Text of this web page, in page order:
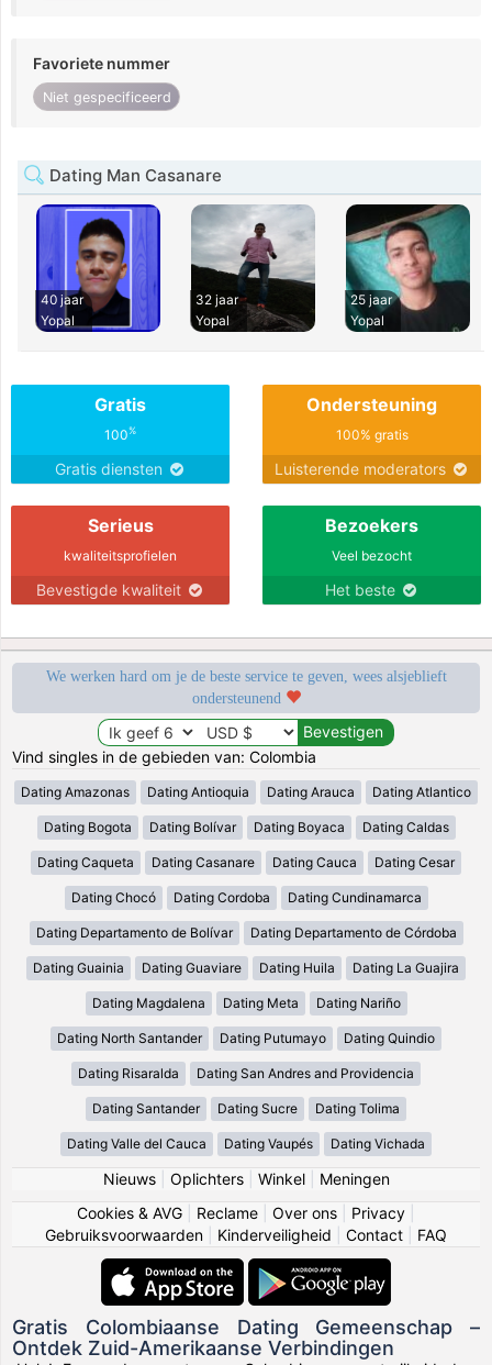
Favoriete nummer
Niet gespecificeerd
Dating Man Casanare
40 jaar
Yopal
32 jaar
Yopal
25 jaar
Yopal
Gratis
100%
Gratis diensten
Ondersteuning
100% gratis
Luisterende moderators
Serieus
kwaliteitsprofielen
Bevestigde kwaliteit
Bezoekers
Veel bezocht
Het beste
We werken hard om je de beste service te geven, wees alsjeblieft
ondersteunend
Vind singles in de gebieden van: Colombia
Dating Amazonas Dating Antioquia Dating Arauca Dating Atlantico
Dating Bogota Dating Bolívar Dating Boyaca Dating Caldas
Dating Caqueta Dating Casanare Dating Cauca Dating Cesar
Dating Chocó Dating Cordoba Dating Cundinamarca
Dating Departamento de Bolívar Dating Departamento de Córdoba
Dating Guainia Dating Guaviare Dating Huila Dating La Guajira
Dating Magdalena Dating Meta Dating Nariño
Dating North Santander Dating Putumayo Dating Quindio
Dating Risaralda Dating San Andres and Providencia
Dating Santander Dating Sucre Dating Tolima
Dating Valle del Cauca Dating Vaupés Dating Vichada
Nieuws| Oplichters| Winkel| Meningen
Cookies & AVG
Reclame Over ons Privacy
Gebruiksvoorwaarden
Kinderveiligheid Contact FAQ
Gratis Colombiaanse Dating Gemeenschap –
Ontdek Zuid-Amerikaanse Verbindingen